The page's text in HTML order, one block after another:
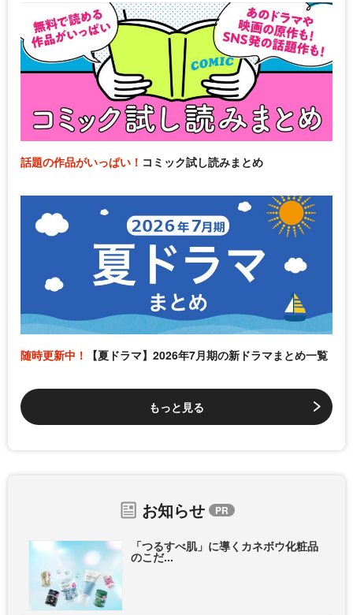
話題の作品がいっぱい！ コミック試し読みまとめ
随時更新中！ 【夏ドラマ】2026年7月期の新ドラマまとめ一覧
もっと見る
お知らせ
「つるすべ肌」に導くカネボウ化粧品
のこだ...